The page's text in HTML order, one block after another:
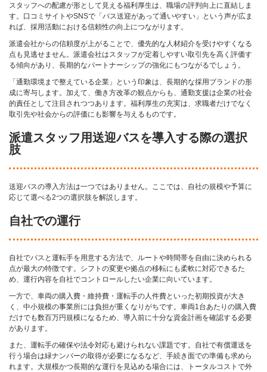
スタッフへの配慮が形として見える福利厚生は、職場の評判向上に直結しま
す。口コミサイトやSNSで「バス送迎があって通いやすい」という声が広ま
れば、採用活動における信頼性の向上につながります。
派遣会社からの信頼度が上がることで、優先的な人材紹介を受けやすくなる
点も見逃せません。派遣会社はスタッフが定着しやすい取引先を高く評価す
る傾向があり、長期的なパートナーシップの強化にもつながるでしょう。
「通勤環境まで整えている企業」という印象は、長期的な採用ブランドの形
成に寄与します。加えて、働き方改革の観点からも、通勤支援は企業の社会
的責任として注目されつつあります。福利厚生の充実は、求職者だけでなく
取引先や社会からの評価にも影響を与えるものです。
派遣スタッフ用送迎バスを導入する際の選択
肢
送迎バスの導入方法は一つではありません。ここでは、自社の規模や予算に
応じて選べる2つの選択肢を解説します。
自社での運行
自社でバスと運転手を用意する方法で、ルートや時間帯を自由に決められる
点が最大の特徴です。シフトの変更や拠点の移転にも柔軟に対応できるた
め、運行内容を自社でコントロールしたい企業に向いています。
一方で、車両の購入費・維持費・運転手の人件費といった初期投資が大き
く、中小規模の事業所には負担が重くなりがちです。車両1台あたりの購入費
だけでも数百万円規模になるため、導入前に十分な資金計画を確認する必要
があります。
また、運転手の確保や法令対応も避けられない課題です。自社で有償運送を
行う場合は緑ナンバーの取得が必要になるなど、手続き面での準備も求めら
れます。大規模かつ長期的な運行を見込める場合には、トータルコストで外